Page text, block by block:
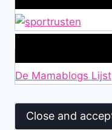
De Mamablogs Lijst